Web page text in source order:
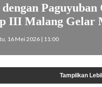
III Malang Gelar
16 Mei 2026 | 11:00
Tampilkan